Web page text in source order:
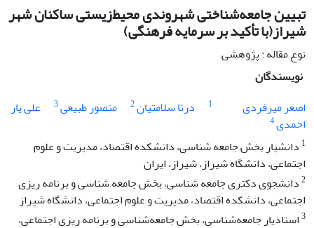
تبیین جامعه‌شناختی شهروندی محیط‌زیستی ساکنان شهر
شیراز(با تأکید بر سرمایه فرهنگی)
نوع مقاله : پژوهشی
نویسندگان
اصغر میرفردی
1 درنا سلامتیان2 منصور طبیعی3
علی یار
احمدی4
1 دانشیار بخش جامعه شناسی، دانشکده اقتصاد، مدیریت و علوم
اجتماعی، دانشگاه شیراز، شیراز، ایران
2دانشجوی دکتری جامعه شناسی، بخش جامعه شناسی و برنامه ریزی
اجتماعی، دانشکده اقتصاد، مدیریت و علوم اجتماعی، دانشگاه شیراز
3استادیار جامعه‌شناسی، بخش جامعه‌شناسی و برنامه ریزی اجتماعی،